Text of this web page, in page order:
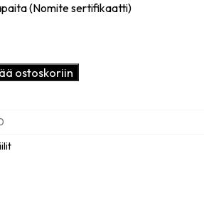
(Nomite sertifikaatti)
ostoskoriin